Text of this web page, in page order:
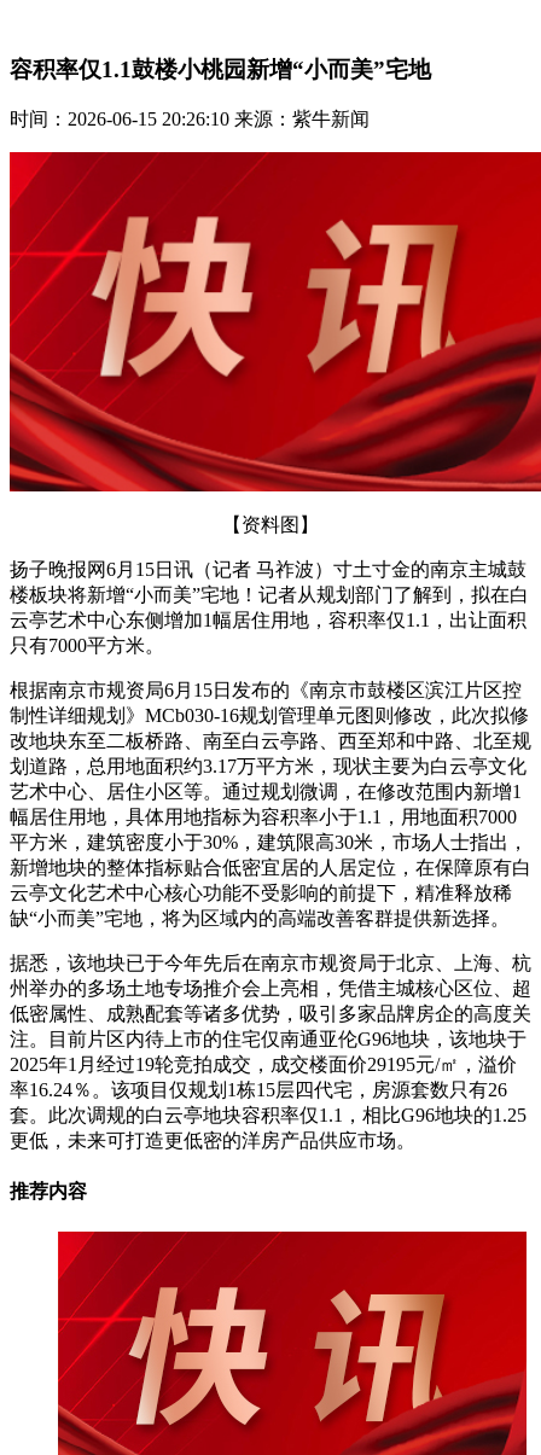
容积率仅1.1鼓楼小桃园新增“小而美”宅地
时间：2026-06-15 20:26:10 来源：紫牛新闻
【资料图】
扬子晚报网6月15日讯（记者 马祚波）寸土寸金的南京主城鼓
楼板块将新增“小而美”宅地！记者从规划部门了解到，拟在白
云亭艺术中心东侧增加1幅居住用地，容积率仅1.1，出让面积
只有7000平方米。
根据南京市规资局6月15日发布的《南京市鼓楼区滨江片区控
制性详细规划》MCb030-16规划管理单元图则修改，此次拟修
改地块东至二板桥路、南至白云亭路、西至郑和中路、北至规
划道路，总用地面积约3.17万平方米，现状主要为白云亭文化
艺术中心、居住小区等。通过规划微调，在修改范围内新增1
幅居住用地，具体用地指标为容积率小于1.1，用地面积7000
平方米，建筑密度小于30%，建筑限高30米，市场人士指出，
新增地块的整体指标贴合低密宜居的人居定位，在保障原有白
云亭文化艺术中心核心功能不受影响的前提下，精准释放稀
缺“小而美”宅地，将为区域内的高端改善客群提供新选择。
据悉，该地块已于今年先后在南京市规资局于北京、上海、杭
州举办的多场土地专场推介会上亮相，凭借主城核心区位、超
低密属性、成熟配套等诸多优势，吸引多家品牌房企的高度关
注。目前片区内待上市的住宅仅南通亚伦G96地块，该地块于
2025年1月经过19轮竞拍成交，成交楼面价29195元/㎡，溢价
率16.24％。该项目仅规划1栋15层四代宅，房源套数只有26
套。此次调规的白云亭地块容积率仅1.1，相比G96地块的1.25
更低，未来可打造更低密的洋房产品供应市场。
推荐内容